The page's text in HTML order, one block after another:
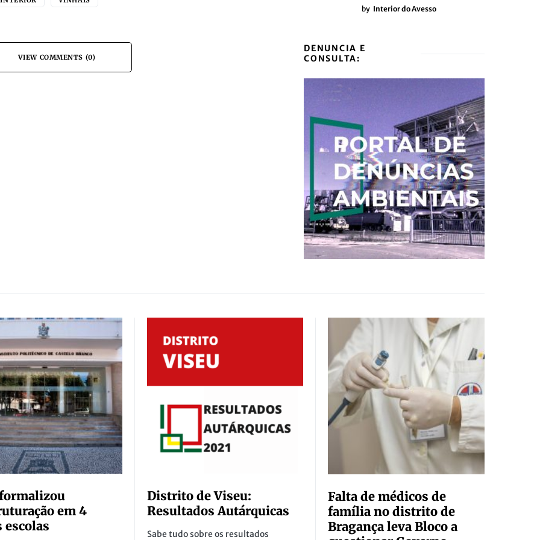
VIEW COMMENTS (0)
by Interior do Avesso
DENUNCIA E
CONSULTA:
em 4
escolas
Distrito de Viseu:
Resultados Autárquicas
Sabe tudo sobre os resultados
Falta de médicos de
família no distrito de
Bragança leva Bloco a